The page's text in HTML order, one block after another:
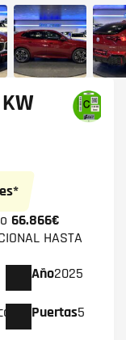
KW
66.866€
HASTA
Año2025
Puertas5